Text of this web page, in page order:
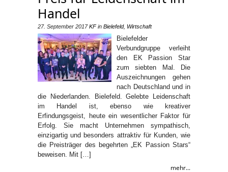
Handel
27. September 2017 KFin Bielefeld, Wirtschaft
Bielefelder
Verbundgruppe verleiht
den EK Passion Star
zum siebten Mal. Die
Auszeichnungen gehen
nach Deutschland und in
die Niederlanden. Bielefeld. Gelebte Leidenschaft
im Handel ist, ebenso wie kreativer
Erfindungsgeist, heute ein wesentlicher Faktor für
Erfolg. Sie macht Unternehmen sympathisch,
einzigartig und besonders attraktiv für Kunden, wie
die Preisträger des begehrten „EK Passion Stars“
beweisen. Mit […]
mehr...